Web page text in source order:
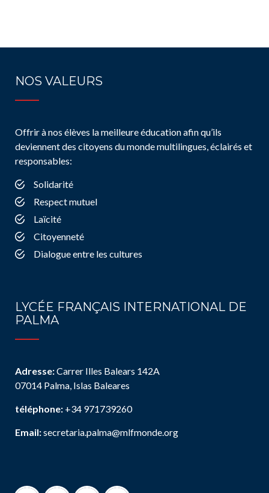
NOS VALEURS
Offrir à nos élèves la meilleure éducation afin qu’ils
deviennent des citoyens du monde multilingues, éclairés et
responsables:
Solidarité
Respect mutuel
Laïcité
Citoyenneté
Dialogue entre les cultures
LYCÉE FRANÇAIS INTERNATIONAL DE
PALMA
Adresse:Carrer Illes Balears 142A
07014 Palma, Islas Baleares
téléphone: +34 971739260
Email:secretaria.palma@mlfmonde.org